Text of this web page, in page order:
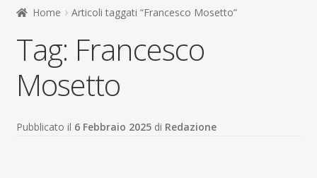
Don Bosco
Home Articoli taggati “Francesco Mosetto”
Tag: Francesco
Mosetto
Pubblicato il 6 Febbraio 2025 di Redazione